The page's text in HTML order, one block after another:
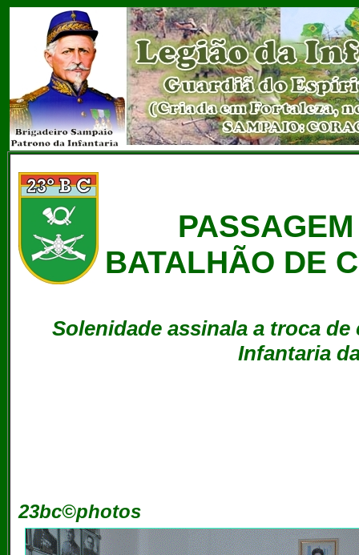
BATALHÃO DE
Solenidade assinala a troca
Infantaria
23bc©photos